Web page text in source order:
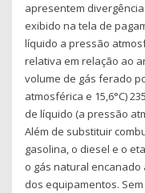
apresentem
exibido na tela de
líquido a pressão
relativa em relação ao
volume de gás ferado
atmosférica e 15,6°C)
de líquido (a pressão
Além de substituir
gasolina, o diesel e o
o gás natural
dos equipamentos.